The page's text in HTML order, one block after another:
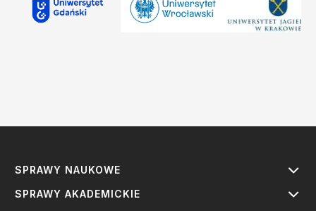
SPRAWY NAUKOWE
SPRAWY AKADEMICKIE